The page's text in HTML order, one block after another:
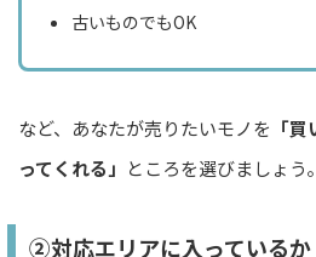
古いものでもOK
など、あなたが売りたいモノを 「
ってくれる」 ところを選びましょう。
②対応エリアに入っているか